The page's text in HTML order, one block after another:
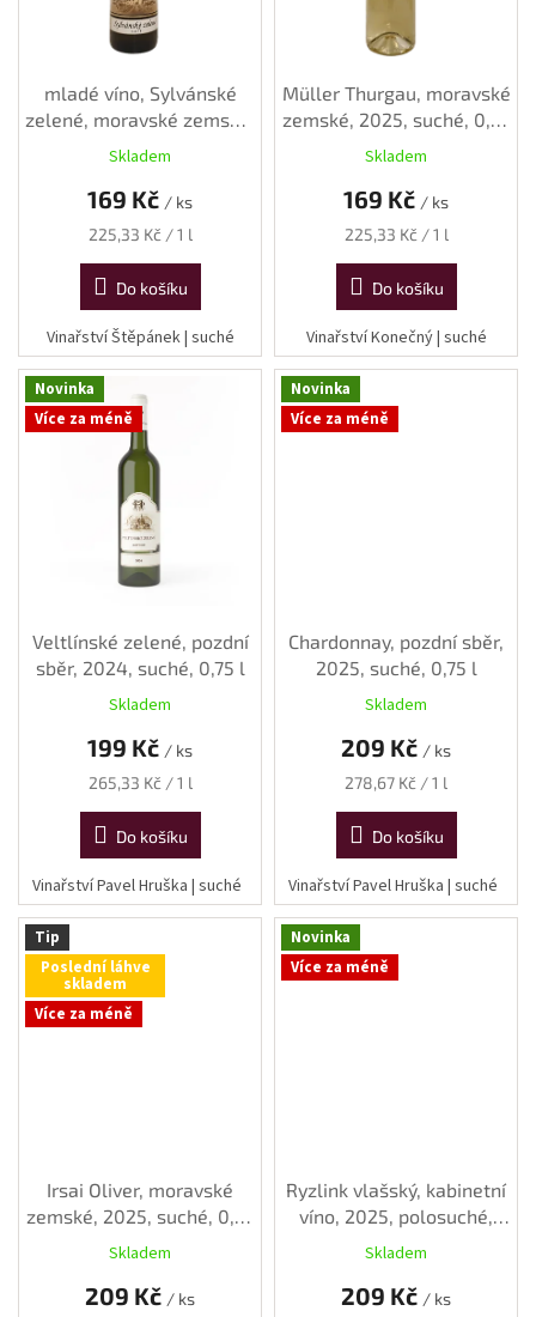
mladé víno, Sylvánské
zelené, moravské zemské,
2025, suché, 0,75 l
Skladem
169 Kč / ks
Měrná
225,33 Kč / 1 l
Do košíku
Vinařství Štěpánek | suché
Müller Thurgau, moravské
zemské, 2025, suché, 0,75
Skladem
169 Kč / ks
Měrná
225,33 Kč / 1 l
Do košíku
Vinařství Konečný | suché
Novinka
Více za méně
Veltlínské zelené, pozdní
sběr, 2024, suché, 0,75 l
Skladem
199 Kč / ks
Měrná
265,33 Kč / 1 l
Do košíku
Vinařství Pavel Hruška | suché
Novinka
Více za méně
Chardonnay, pozdní sběr,
2025, suché, 0,75 l
Skladem
209 Kč / ks
Měrná
278,67 Kč / 1 l
Do košíku
Vinařství Pavel Hruška | suché
Tip
Poslední láhve
skladem
Více za méně
Irsai Oliver, moravské
zemské, 2025, suché, 0,75
Skladem
209 Kč / ks
Novinka
Více za méně
Ryzlink vlašský, kabinetní
víno, 2025, polosuché,
0,75 l
Skladem
209 Kč / ks